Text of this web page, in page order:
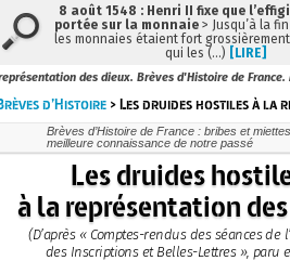
des dieux. Brèves d'Histoire de
d’Histoire > Les druides hostiles à la
Brèves d’Histoire de France : bribes et
meilleure connaissance de notre passé
Les druides
à la représentation
(D’après « Comptes-rendus des séances de
des Inscriptions et Belles-Lettres », paru
8 août 1548 : Henri II fixe que
portée sur la monnaie > Jusqu’à la
les monnaies étaient fort
qui les (…) [LIRE]